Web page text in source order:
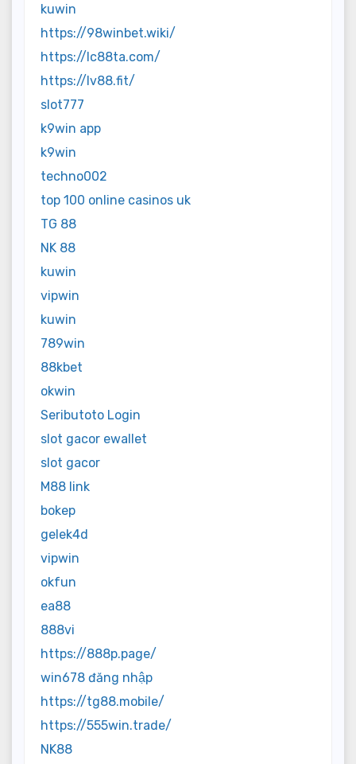
kuwin
https://98winbet.wiki/
https://lc88ta.com/
https://lv88.fit/
slot777
k9win app
k9win
techno002
top 100 online casinos uk
TG 88
NK 88
kuwin
vipwin
kuwin
789win
88kbet
okwin
Seributoto Login
slot gacor ewallet
slot gacor
M88 link
bokep
gelek4d
vipwin
okfun
ea88
888vi
https://888p.page/
win678 đăng nhập
https://tg88.mobile/
https://555win.trade/
NK88